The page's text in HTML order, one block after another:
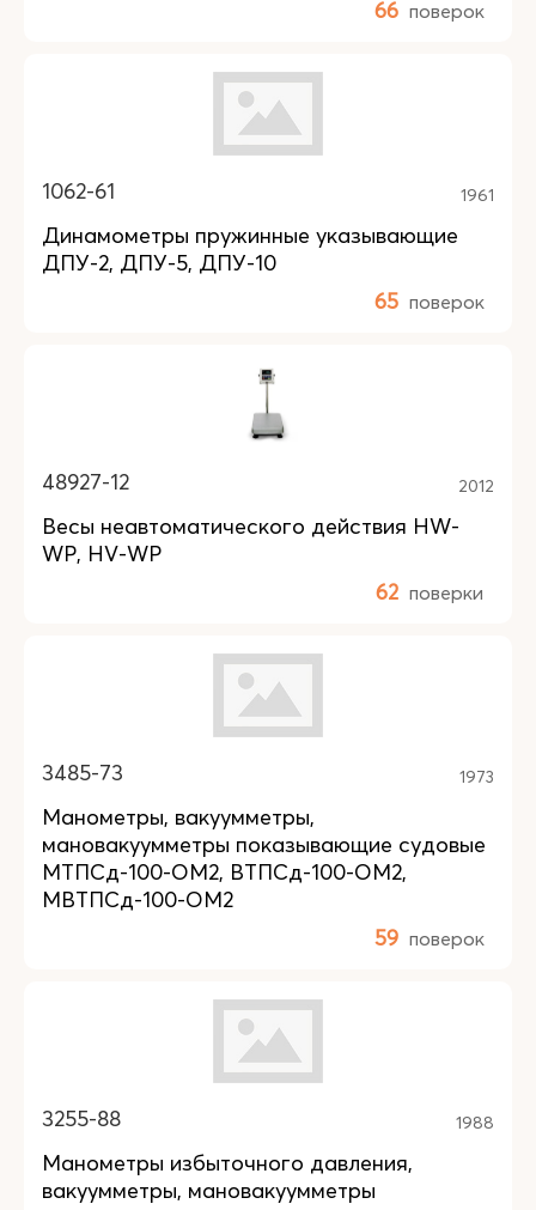
66 поверок
1062-61 1961
Динамометры пружинные указывающие
ДПУ-2, ДПУ-5, ДПУ-10
65 поверок
48927-12 2012
Весы неавтоматического действия HW-
WP, HV-WP
62 поверки
3485-73 1973
Манометры, вакуумметры,
мановакуумметры показывающие судовые
МТПСд-100-ОМ2, ВТПСд-100-ОМ2,
МВТПСд-100-ОМ2
59 поверок
3255-88 1988
Манометры избыточного давления,
вакуумметры, мановакуумметры